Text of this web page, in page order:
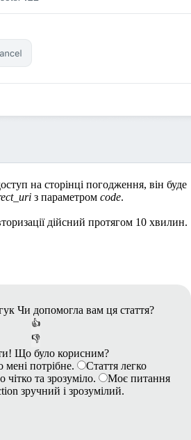
на сторінці погодження, він буде
з параметром code.
дійсний протягом 10 хвилин.​
Чи допомогла вам ця стаття?
👍
👎
Що було корисним?
потрібне.
Стаття легко
чітко та зрозуміло.
Моє питання
зручний і зрозумілий.